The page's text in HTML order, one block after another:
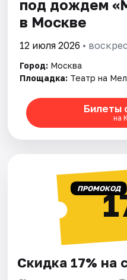
под дождем
в Москве
12 июля 2026 •
Город: Москва
Площадка: Театр на
Билеты
на
ПРОМОКОД
Скидка 17% на